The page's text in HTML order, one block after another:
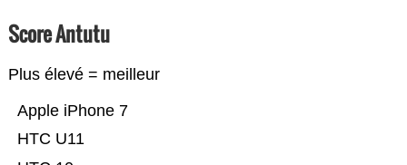
Score Antutu
Plus élevé = meilleur
HTC U11
Apple iPhone 7